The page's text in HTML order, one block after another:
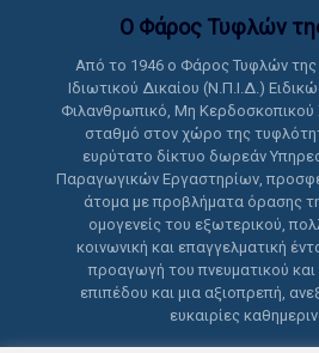
Ο Φάρος Τυφλών
Από το 1946 ο Φάρος Τυφλών
Ιδιωτικού Δικαίου (Ν.Π.Ι.Δ.)
Φιλανθρωπικό, Μη Κερδοσκοπικού
σταθμό στον χώρο της
ευρύτατο δίκτυο δωρεάν
Παραγωγικών Εργαστηρίων,
άτομα με προβλήματα όρασης
ομογενείς του εξωτερικού,
κοινωνική και επαγγελματική
προαγωγή του πνευματικού
επιπέδου και μια αξιοπρεπή,
ευκαιρίες